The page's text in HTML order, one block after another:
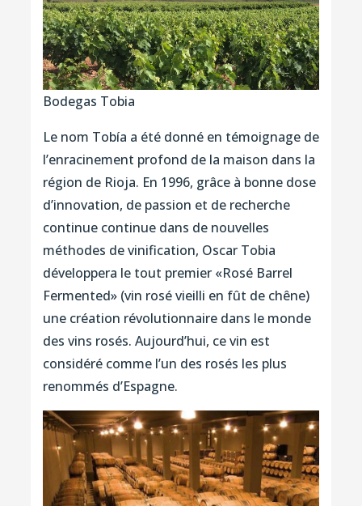
Bodegas Tobia
Le nom Tobía a été donné en témoignage de
l’enracinement profond de la maison dans la
région de Rioja. En 1996, grâce à bonne dose
d’innovation, de passion et de recherche
continue continue dans de nouvelles
méthodes de vinification, Oscar Tobia
développera le tout premier «Rosé Barrel
Fermented» (vin rosé vieilli en fût de chêne)
une création révolutionnaire dans le monde
des vins rosés. Aujourd’hui, ce vin est
considéré comme l’un des rosés les plus
renommés d’Espagne.